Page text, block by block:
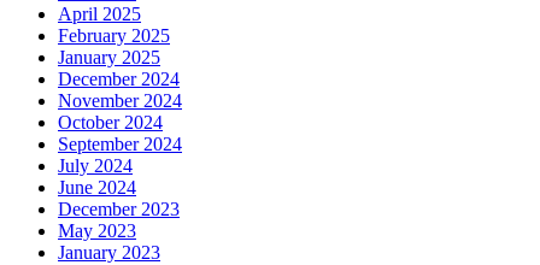
April 2025
February 2025
January 2025
December 2024
November 2024
October 2024
September 2024
July 2024
June 2024
December 2023
May 2023
January 2023